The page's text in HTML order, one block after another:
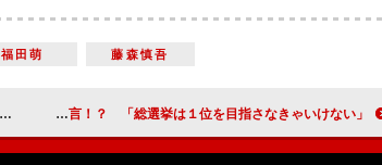
福田萌 藤森慎吾
ＡＫＢ高橋みなみがセンター取りを宣言！？ 「総選挙は１位を目指さなきゃいけない」